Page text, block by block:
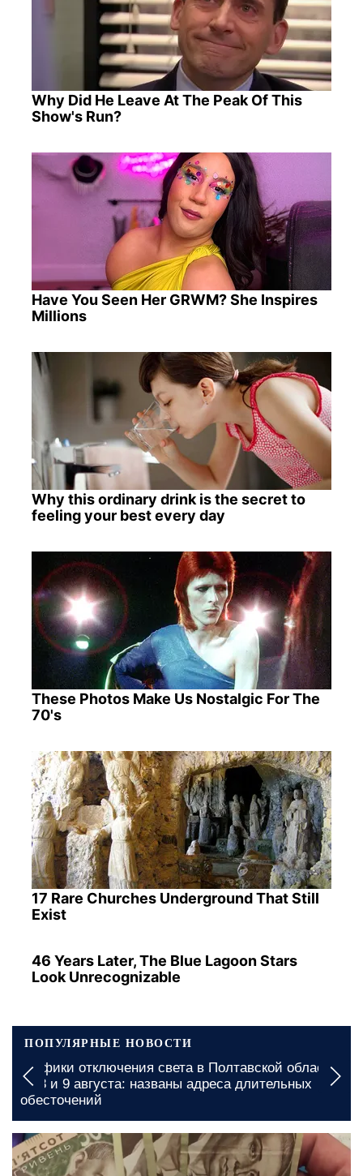
Why Did He Leave At The Peak Of This
Show's Run?
Have You Seen Her GRWM? She Inspires
Millions
Why this ordinary drink is the secret to
feeling your best every day
These Photos Make Us Nostalgic For The
70's
17 Rare Churches Underground That Still
Exist
46 Years Later, The Blue Lagoon Stars
Look Unrecognizable
ПОПУЛЯРНЫЕ НОВОСТИ
Дефицит продуктов в Харькове: какого товара
стало меньше на полках магазинов
сегодня, 09:00